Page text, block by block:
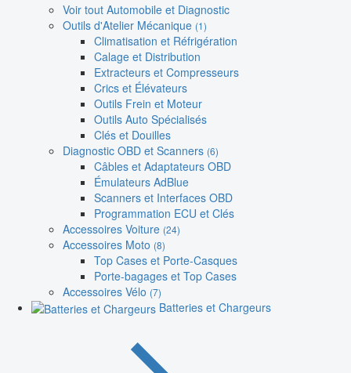
Voir tout Automobile et Diagnostic
Outils d'Atelier Mécanique (1)
Climatisation et Réfrigération
Calage et Distribution
Extracteurs et Compresseurs
Crics et Élévateurs
Outils Frein et Moteur
Outils Auto Spécialisés
Clés et Douilles
Diagnostic OBD et Scanners (6)
Câbles et Adaptateurs OBD
Émulateurs AdBlue
Scanners et Interfaces OBD
Programmation ECU et Clés
Accessoires Voiture (24)
Accessoires Moto (8)
Top Cases et Porte-Casques
Porte-bagages et Top Cases
Accessoires Vélo (7)
Batteries et Chargeurs